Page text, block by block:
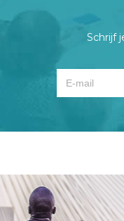
Schrijf